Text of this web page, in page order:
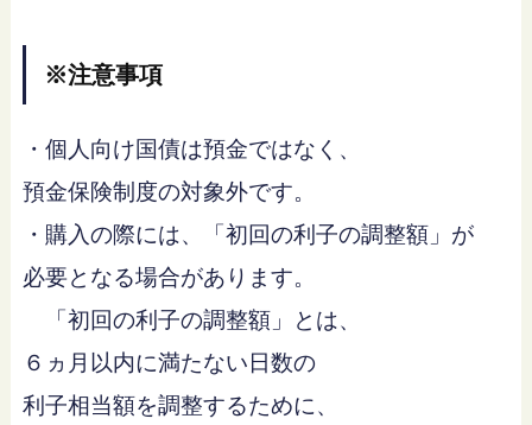
※注意事項
・個人向け国債は預金ではなく、
預金保険制度の対象外です。
・購入の際には、「初回の利子の調整額」が
必要となる場合があります。
「初回の利子の調整額」とは、
６ヵ月以内に満たない日数の
利子相当額を調整するために、